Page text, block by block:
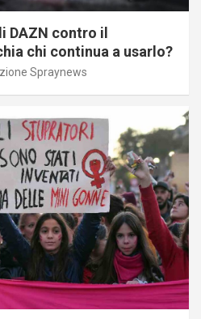
DAZN contro il
chi continua a usarlo?
Spraynews